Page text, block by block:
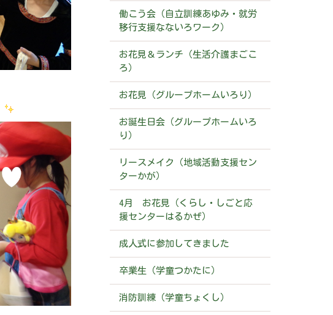
働こう会（自立訓練あゆみ・就労
移行支援なないろワーク）
お花見＆ランチ（生活介護まごこ
ろ）
お花見（グループホームいろり）
お誕生日会（グループホームいろ
り）
リースメイク（地域活動支援セン
ターかが）
4月 お花見（くらし・しごと応
援センターはるかぜ）
成人式に参加してきました
卒業生（学童つかたに）
消防訓練（学童ちょくし）